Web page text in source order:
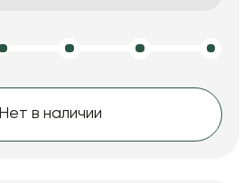
Нет в наличии